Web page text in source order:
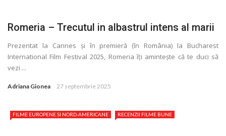
Romeria – Trecutul in albastrul intens al marii
Prezentat la Cannes și în premieră (în România) la Bucharest
International Film Festival 2025, Romeria îţi amintește că te duci să
vezi ...
Adriana Gionea 27 septembrie 2025
FILME EUROPENE SI NORD-AMERICANE RECENZII FILME BUNE